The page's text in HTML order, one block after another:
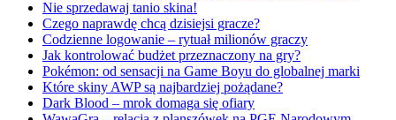
Nie sprzedawaj tanio skina!
Czego naprawdę chcą dzisiejsi gracze?
Codzienne logowanie – rytuał milionów graczy
Jak kontrolować budżet przeznaczony na gry?
Pokémon: od sensacji na Game Boyu do globalnej marki
Które skiny AWP są najbardziej pożądane?
Dark Blood – mrok domaga się ofiary